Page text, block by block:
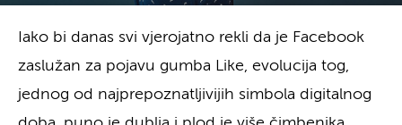
Iako bi danas svi vjerojatno rekli da je Facebook
zaslužan za pojavu gumba Like, evolucija tog,
jednog od najprepoznatljivijih simbola digitalnog